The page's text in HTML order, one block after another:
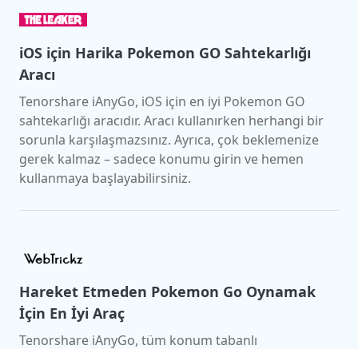
iOS için Harika Pokemon GO Sahtekarlığı
Aracı
Tenorshare iAnyGo, iOS için en iyi Pokemon GO
sahtekarlığı aracıdır. Aracı kullanırken herhangi bir
sorunla karşılaşmazsınız. Ayrıca, çok beklemenize
gerek kalmaz – sadece konumu girin ve hemen
kullanmaya başlayabilirsiniz.
Hareket Etmeden Pokemon Go Oynamak
İçin En İyi Araç
Tenorshare iAnyGo, tüm konum tabanlı